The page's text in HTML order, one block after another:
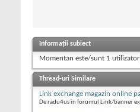
Informații subiect
Momentan este/sunt 1
Thread-uri Similare
Link exchange magazin online
De radu4us în forumul Link/banner